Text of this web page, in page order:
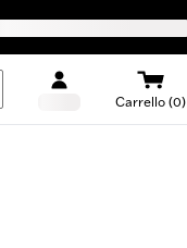
Carrello (0)